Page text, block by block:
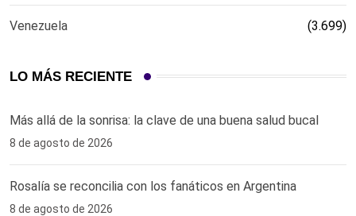
Venezuela (3.699)
LO MÁS RECIENTE
Más allá de la sonrisa: la clave de una buena salud bucal
8 de agosto de 2026
Rosalía se reconcilia con los fanáticos en Argentina
8 de agosto de 2026